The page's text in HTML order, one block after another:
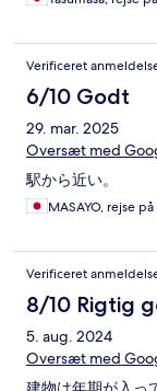
Verificeret
6/10 Godt
29. mar. 2025
Oversæt med
駅から近い。
MASAYO, rejse på
Verificeret
8/10 Rigtig
5. aug. 2024
Oversæt med